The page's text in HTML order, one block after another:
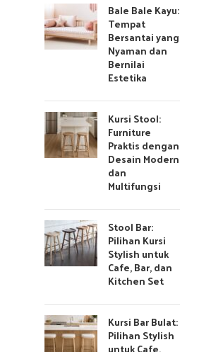
Bale Bale Kayu:
Tempat
Bersantai yang
Nyaman dan
Bernilai
Estetika
Kursi Stool:
Furniture
Praktis dengan
Desain Modern
dan
Multifungsi
Stool Bar:
Pilihan Kursi
Stylish untuk
Cafe, Bar, dan
Kitchen Set
Kursi Bar Bulat:
Pilihan Stylish